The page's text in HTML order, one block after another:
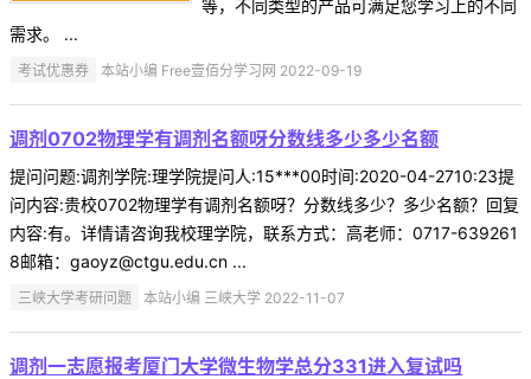
等，不同类型的产品可满足您学习上的不同
需求。 ...
考试优惠券 本站小编 Free壹佰分学习网 2022-09-19
调剂0702物理学有调剂名额呀分数线多少多少名额
提问问题:调剂学院:理学院提问人:15***00时间:2020-04-2710:23提
问内容:贵校0702物理学有调剂名额呀？分数线多少？多少名额？回复
内容:有。详情请咨询我校理学院，联系方式：高老师：0717-639261
8邮箱：gaoyz@ctgu.edu.cn ...
三峡大学考研问题 本站小编 三峡大学 2022-11-07
调剂一志愿报考厦门大学微生物学总分331进入复试吗